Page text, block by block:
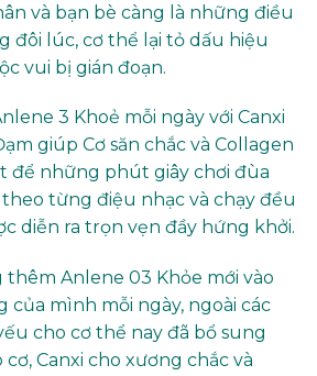
và bạn bè càng là những điều
đôi lúc, cơ thể lại tỏ dấu hiệu
vui bị gián đoạn.
3 Khoẻ mỗi ngày với Canxi
giúp Cơ săn chắc và Collagen
để những phút giây chơi đùa
theo từng điệu nhạc và chạy đều
diễn ra trọn vẹn đầy hứng khởi.
thêm Anlene 03 Khỏe mới vào
của mình mỗi ngày, ngoài các
cho cơ thể nay đã bổ sung
Canxi cho xương chắc và